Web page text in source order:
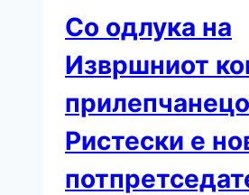
Со одлука на
Извршниот
Ристески е